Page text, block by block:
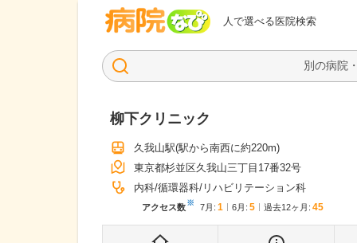
人で選べる医院検索
病院なび
柳下クリニック
久我山駅(駅から南西に約220m)
東京都杉並区久我山三丁目17番32号
内科 循環器科 リハビリテーション科
アクセス数※ 7月 : 1 6月 : 5 過去12ヶ月: 45